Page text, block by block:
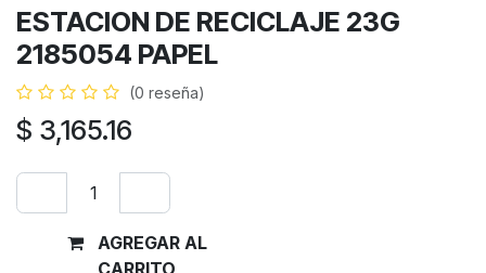
ESTACION DE RECICLAJE 23G
2185054 PAPEL
(0 reseña)
$ 3,165.16
AGREGAR AL
CARRITO